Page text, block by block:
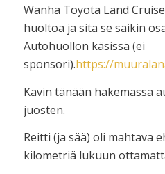
Wanha Toyota Land
huoltoa ja sitä se saikin
Autohuollon käsissä (ei
sponsori).https://
Kävin tänään hakemassa
juosten.
Reitti (ja sää) oli mahtava
kilometriä lukuun